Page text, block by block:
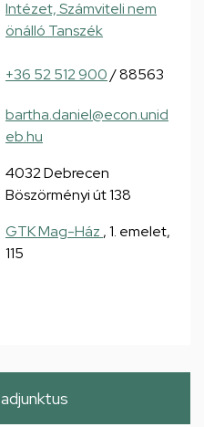
Intézet, Számviteli nem
önálló Tanszék
+36 52 512 900/ 88563
bartha.daniel@econ.unid
eb.hu
4032 Debrecen
Böszörményi út 138
GTK Mag-Ház , 1. emelet,
115
adjunktus